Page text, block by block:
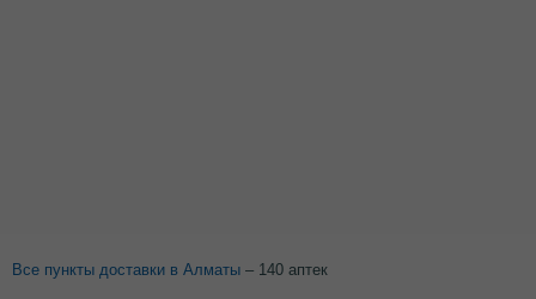
Все пункты доставки в Алматы – 140 аптек